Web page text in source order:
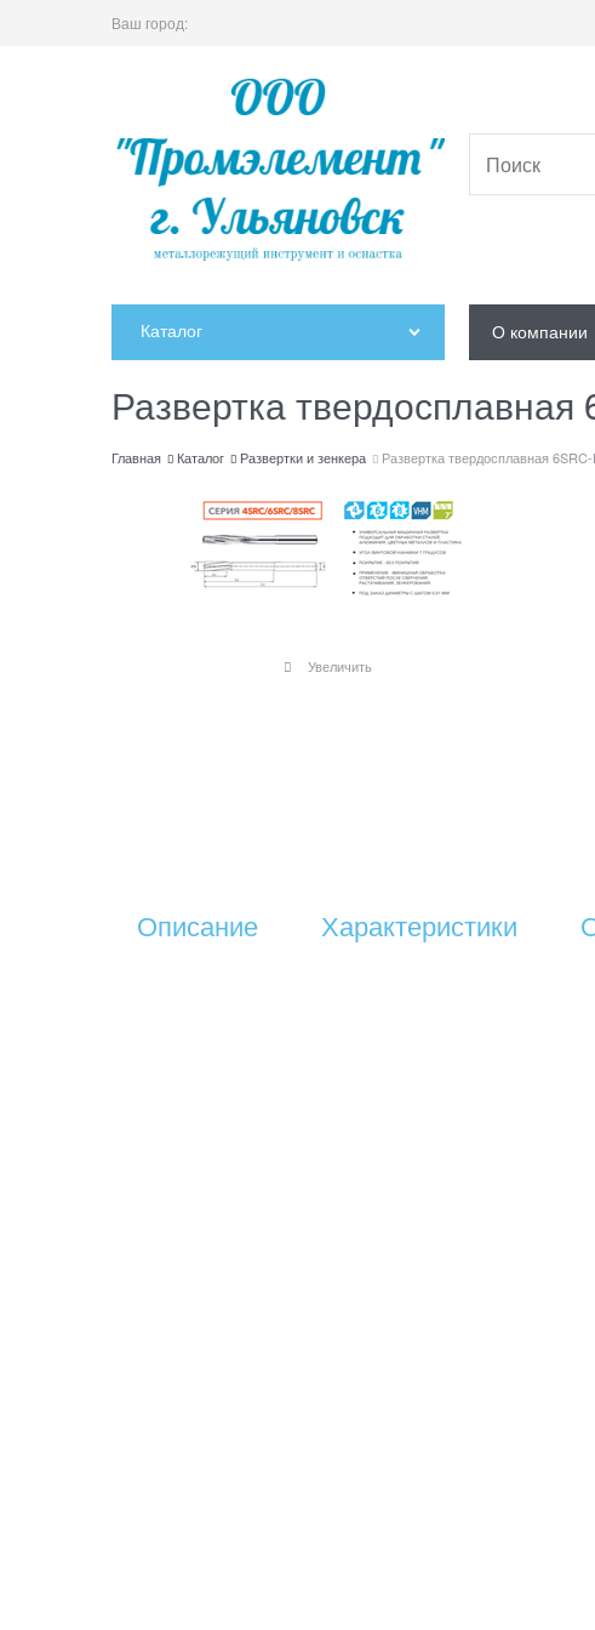
Ваш город:
Каталог О компании
Развертка
Главная Каталог Развертки и зенкера Развертка твердосплавная
Увеличить
Описание Характеристики